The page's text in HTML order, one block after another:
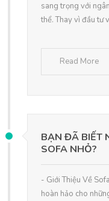
sang trọng với
thể. Thay vì đầu tư
Read More
BẠN ĐÃ BIẾT
SOFA NHỎ?
- Giới Thiệu Về
hoàn hảo cho